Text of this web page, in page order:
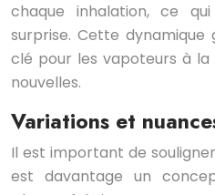
chaque inhalation, ce
surprise. Cette
clé pour les vapoteurs à
nouvelles.
Variations et
Il est important de
est davantage un